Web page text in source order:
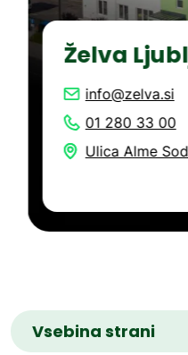
Želva
info@zelva.si
01 280 33 00
Ulica Alme
Vsebina strani